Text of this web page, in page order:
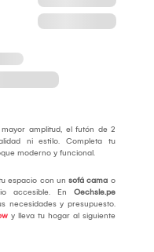
amplitud, el futón de 2
ni estilo. Completa tu
moderno y funcional.
espacio con unsofá cama o
accesible. EnOechsle.pe
necesidades y presupuesto.
y lleva tu hogar al siguiente